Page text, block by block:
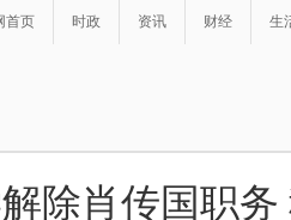
首页 时政 资讯 财经 生
除肖传国职